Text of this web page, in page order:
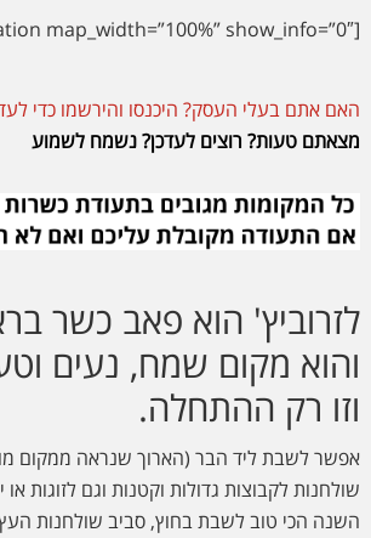
[gmw_single_location map_width=”100%” show_info=”0″]
האם אתם בעלי העסק? היכנסו והירשמו כדי
מצאתם טעות? רוצים לעדכן? נשמח לשמוע
לזרוביץ' הוא פאב כשר
והוא מקום שמח, נעים
וזו רק ההתחלה.
אפשר לשבת ליד הבר (הארוך שנראה ממקום
שולחנות לקבוצות גדולות וקטנות וגם לזוגות או
השנה הכי טוב לשבת בחוץ, סביב שולחנות